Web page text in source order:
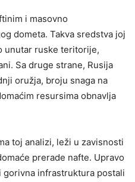
i masovno
dometa. Takva sredstva joj
unutar ruske teritorije,
Sa druge strane, Rusija
oružja, broju snaga na
resursima obnavlja
toj analizi, leži u zavisnosti
prerade nafte. Upravo
infrastruktura postali